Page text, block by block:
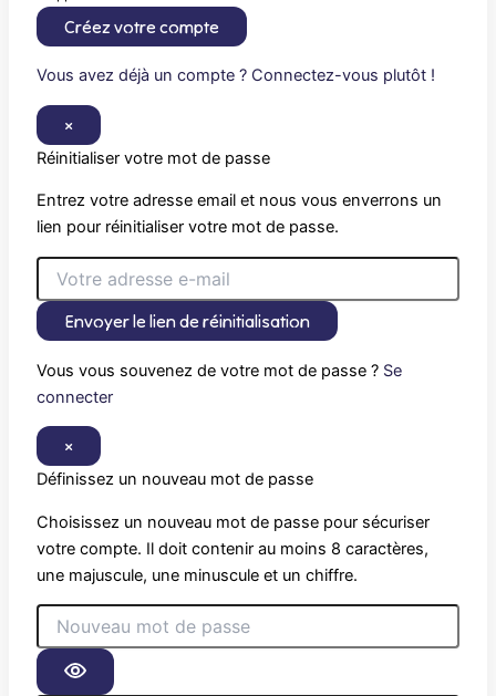
Créez votre compte
Vous avez déjà un compte ? Connectez-vous plutôt !
×
Réinitialiser votre mot de passe
Entrez votre adresse email et nous vous enverrons un
lien pour réinitialiser votre mot de passe.
Envoyer le lien de réinitialisation
Vous vous souvenez de votre mot de passe ? Se
connecter
×
Définissez un nouveau mot de passe
Choisissez un nouveau mot de passe pour sécuriser
votre compte. Il doit contenir au moins 8 caractères,
une majuscule, une minuscule et un chiffre.